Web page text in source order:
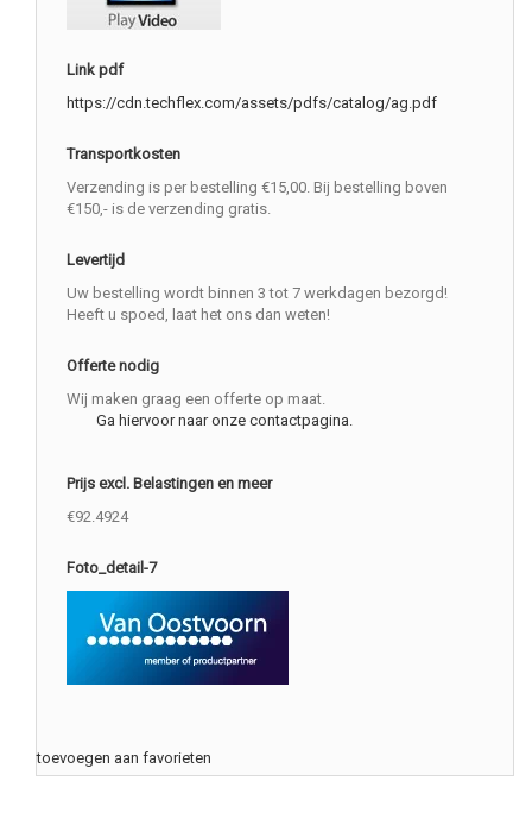
Link pdf
https://cdn.techflex.com/assets/pdfs/catalog/ag.pdf
Transportkosten
Verzending is per bestelling €15,00. Bij bestelling boven
€150,- is de verzending gratis.
Levertijd
Uw bestelling wordt binnen 3 tot 7 werkdagen bezorgd!
Heeft u spoed, laat het ons dan weten!
Offerte nodig
Wij maken graag een offerte op maat.
Ga hiervoor naar onze contactpagina.
Prijs excl. Belastingen en meer
€92.4924
Foto_detail-7
toevoegen aan favorieten